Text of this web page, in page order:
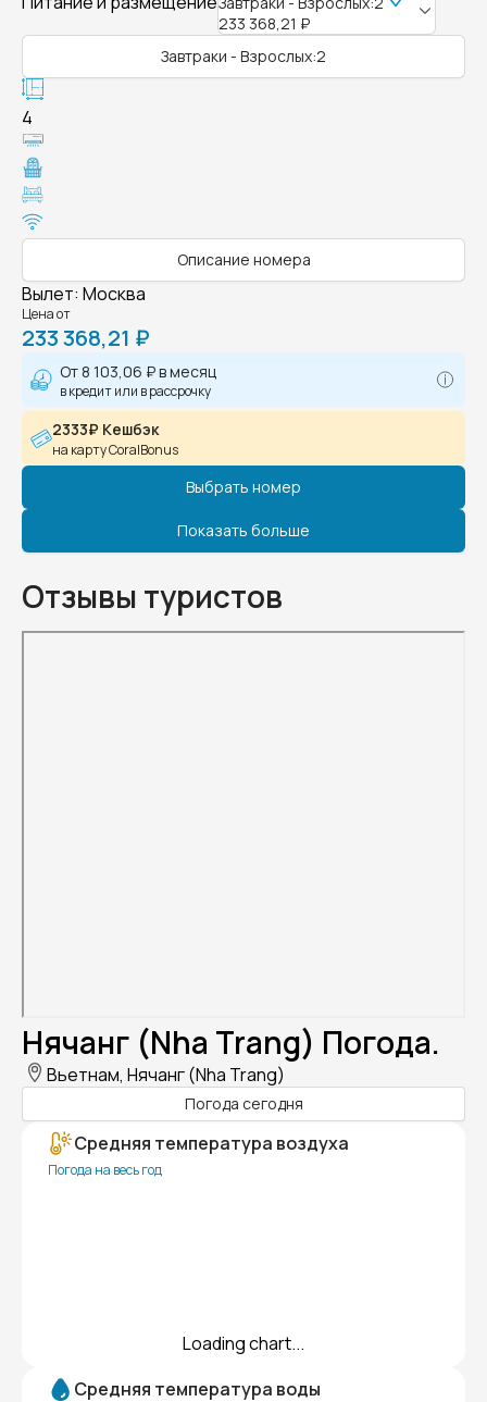
233 368,21 ₽
Завтраки - Взрослых:2
4
Описание номера
Вылет: Москва
Цена от
233 368,21 ₽
От 8 103,06 ₽в месяц
в кредит или в рассрочку
2333₽ Кешбэк
на карту CoralBonus
Выбрать номер
Показать больше
Отзывы туристов
Нячанг (Nha Trang) Погода.
Вьетнам, Нячанг (Nha Trang)
Погода сегодня
Средняя температура воздуха
Погода на весь год
Loading chart...
Средняя температура воды